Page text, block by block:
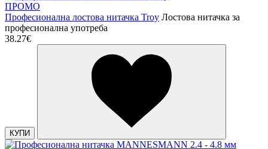
ПРОМО
Професионална лостова нитачка Troy Лостова нитачка за
професионална употреба
38.27€
КУПИ